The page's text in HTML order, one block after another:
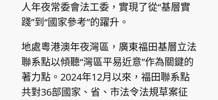
人年夜常委會法工委，實現了從“基層實
踐”到“國家參考”的躍升。
地處粵港澳年夜灣區，廣東福田基層立法
聯系點以傾聽“灣區平易近意”作為關鍵的
著力點。2024年12月以來，福田聯系點
共對36部國家、省、市法令法規草案征